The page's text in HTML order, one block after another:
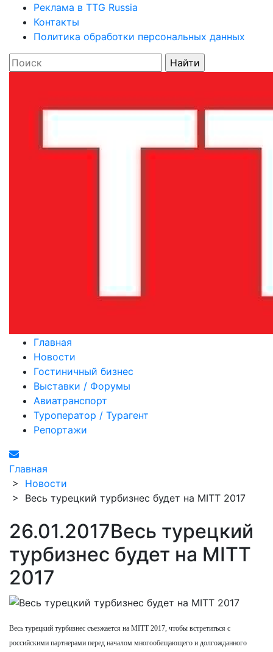
Реклама в TTG Russia
Контакты
Политика обработки персональных данных
Главная
Новости
Гостиничный бизнес
Выставки / Форумы
Авиатранспорт
Туроператор / Турагент
Репортажи
Главная
> Новости
> Весь турецкий турбизнес будет на MITT 2017
26.01.2017Весь турецкий
турбизнес будет на MITT
2017
Весь турецкий турбизнес съезжается на MITT 2017, чтобы встретиться с
российскими партнерами перед началом многообещающего и долгожданного